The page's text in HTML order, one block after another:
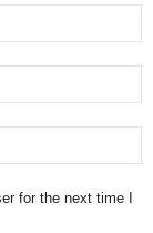
for the next time I